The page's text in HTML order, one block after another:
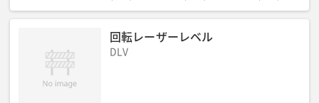
142
質量(kg): 1.7 国土地理院認定: 3級水準儀
回転レーザーレベル
DLV